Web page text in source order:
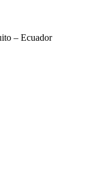
– Ecuador